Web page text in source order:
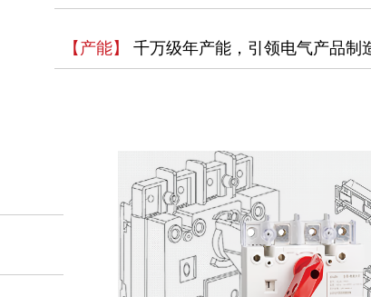
【产能】 千万级年产能，引领电气产品制